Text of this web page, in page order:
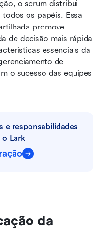
o scrum distribui
os papéis. Essa
promove
de decisão mais rápida
essenciais da
de
o sucesso das equipes
e responsabilidades
o Lark
da